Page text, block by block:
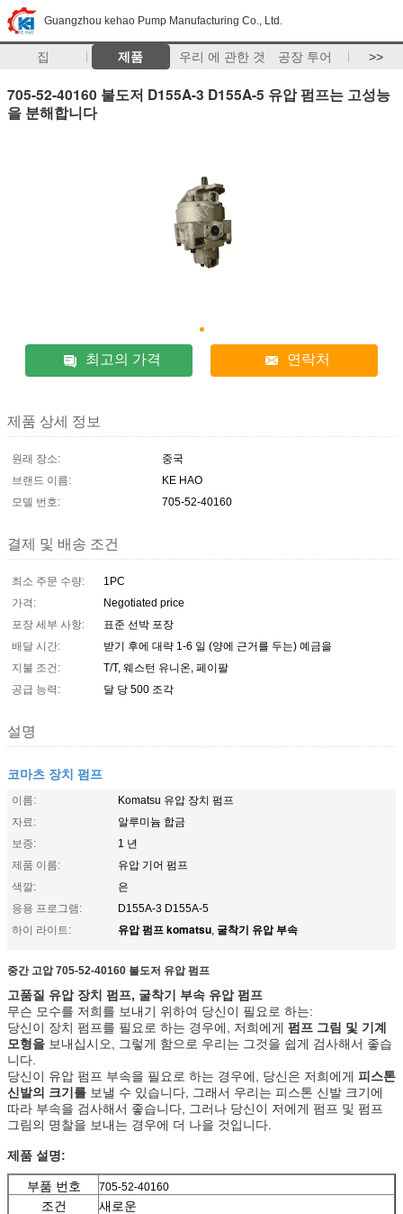
Guangzhou kehao Pump Manufacturing Co., Ltd.
집 제품 우리 에 관한 것 공장 투어 >>
705-52-40160 불도저 D155A-3 D155A-5 유압 펌프는 고성능
을 분해합니다
최고의 가격 연락처
제품 상세 정보
원래 장소:
중국
브랜드 이름:
KE HAO
모델 번호:
705-52-40160
결제 및 배송 조건
최소 주문 수량:
1PC
가격:
Negotiated price
포장 세부 사항:
표준 선박 포장
배달 시간:
받기 후에 대략 1-6 일 (양에 근거를 두는) 예금을
지불 조건:
T/T, 웨스턴 유니온, 페이팔
공급 능력:
달 당 500 조각
설명
코마츠 장치 펌프
이름:
Komatsu 유압 장치 펌프
자료:
알루미늄 합금
보증:
1 년
제품 이름:
유압 기어 펌프
색깔:
은
응용 프로그램:
D155A-3 D155A-5
하이 라이트:
유압 펌프 komatsu, 굴착기 유압 부속
중간 고압 705-52-40160 불도저 유압 펌프
고품질 유압 장치 펌프, 굴착기 부속 유압 펌프
무슨 모수를 저희를 보내기 위하여 당신이 필요로 하는:
당신이 장치 펌프를 필요로 하는 경우에, 저희에게 펌프 그림 및 기계
모형을 보내십시오, 그렇게 함으로 우리는 그것을 쉽게 검사해서 좋습
니다.
당신이 유압 펌프 부속을 필요로 하는 경우에, 당신은 저희에게 피스톤
신발의 크기를 보낼 수 있습니다, 그래서 우리는 피스톤 신발 크기에
따라 부속을 검사해서 좋습니다, 그러나 당신이 저에게 펌프 및 펌프
그림의 명찰을 보내는 경우에 더 나을 것입니다.
제품 설명:
부품 번호 705-52-40160
조건
새로운